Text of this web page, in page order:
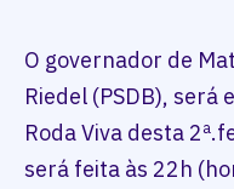
O governador de
Riedel (PSDB),
Roda Viva desta
será feita às 22h